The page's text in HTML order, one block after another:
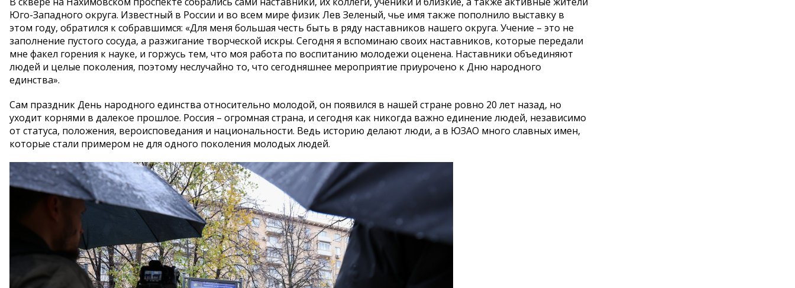
Юго-Западного округа. Известный в России и во всем мире физик Лев Зеленый, чье имя также пополнило выставку в
этом году, обратился к собравшимся: «Для меня большая честь быть в ряду наставников нашего округа. Учение – это не
заполнение пустого сосуда, а разжигание творческой искры. Сегодня я вспоминаю своих наставников, которые передали
мне факел горения к науке, и горжусь тем, что моя работа по воспитанию молодежи оценена. Наставники объединяют
людей и целые поколения, поэтому неслучайно то, что сегодняшнее мероприятие приурочено к Дню народного
единства».
Сам праздник День народного единства относительно молодой, он появился в нашей стране ровно 20 лет назад, но
уходит корнями в далекое прошлое. Россия – огромная страна, и сегодня как никогда важно единение людей, независимо
от статуса, положения, вероисповедания и национальности. Ведь историю делают люди, а в ЮЗАО много славных имен,
которые стали примером не для одного поколения молодых людей.